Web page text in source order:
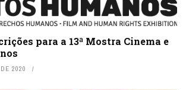
para a 13ª Mostra Cinema e
2020